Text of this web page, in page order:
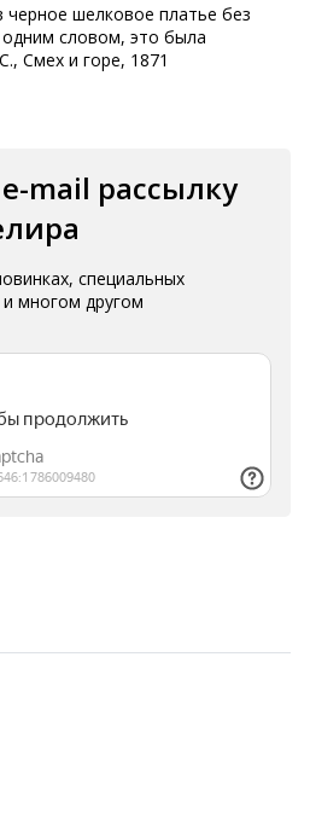
шелковое платье без
одним словом, это была
Смех и горе, 1871
mail рассылку
специальных
многом другом